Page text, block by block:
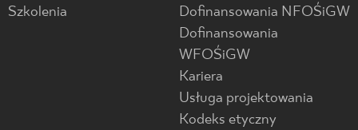
Szkolenia
Dofinansowania NFOŚiGW
Dofinansowania
WFOŚiGW
Kariera
Usługa projektowania
Kodeks etyczny